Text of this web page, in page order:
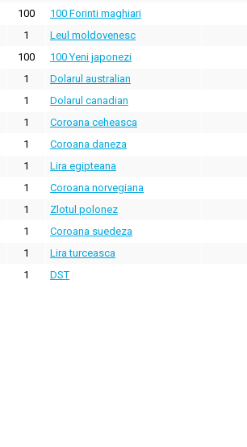
100 100 Forinti maghiari
1 Leul moldovenesc
100 100 Yeni japonezi
1 Dolarul australian
1 Dolarul canadian
1 Coroana ceheasca
1 Coroana daneza
1 Lira egipteana
1 Coroana norvegiana
1 Zlotul polonez
1 Coroana suedeza
1 Lira turceasca
1 DST